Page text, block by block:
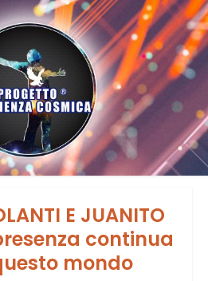
E JUANITO
continua
mondo